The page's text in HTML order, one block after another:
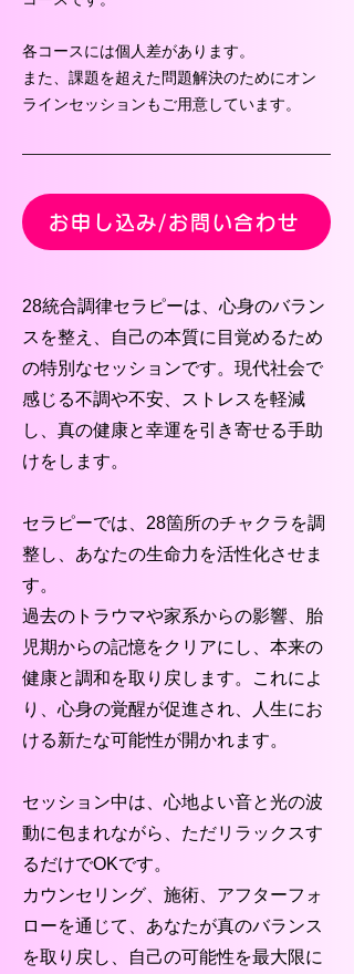
各コースには個人差があります。
また、課題を超えた問題解決のためにオン
ラインセッションもご用意しています。
お申し込み/お問い合わせ
28統合調律セラピーは、心身のバラン
スを整え、自己の本質に目覚めるため
の特別なセッションです。現代社会で
感じる不調や不安、ストレスを軽減
し、真の健康と幸運を引き寄せる手助
けをします。
セラピーでは、28箇所のチャクラを調
整し、あなたの生命力を活性化させま
す。
過去のトラウマや家系からの影響、胎
児期からの記憶をクリアにし、本来の
健康と調和を取り戻します。これによ
り、心身の覚醒が促進され、人生にお
ける新たな可能性が開かれます。
セッション中は、心地よい音と光の波
動に包まれながら、ただリラックスす
るだけでOKです。
カウンセリング、施術、アフターフォ
ローを通じて、あなたが真のバランス
を取り戻し、自己の可能性を最大限に